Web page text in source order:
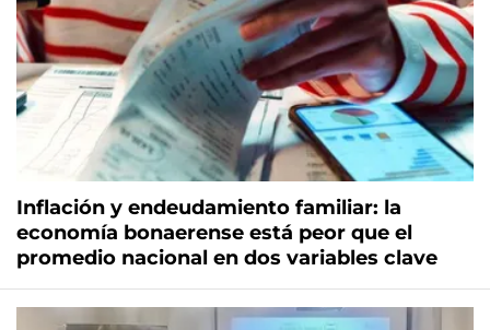
Inflación y endeudamiento familiar: la
economía bonaerense está peor que el
promedio nacional en dos variables clave